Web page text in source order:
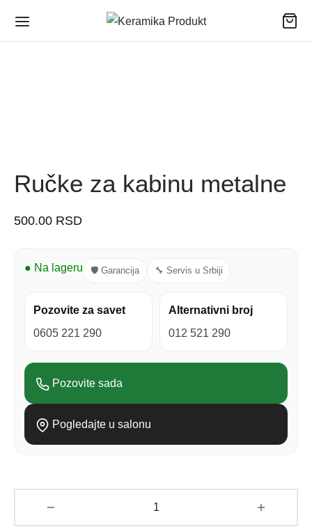
Ručke za kabinu metalne
500.00 RSD
● Na lageru 🛡 Garancija 🔧 Servis u Srbiji
Pozovite za savet
0605 221 290
Alternativni broj
012 521 290
Pozovite sada
Pogledajte u salonu